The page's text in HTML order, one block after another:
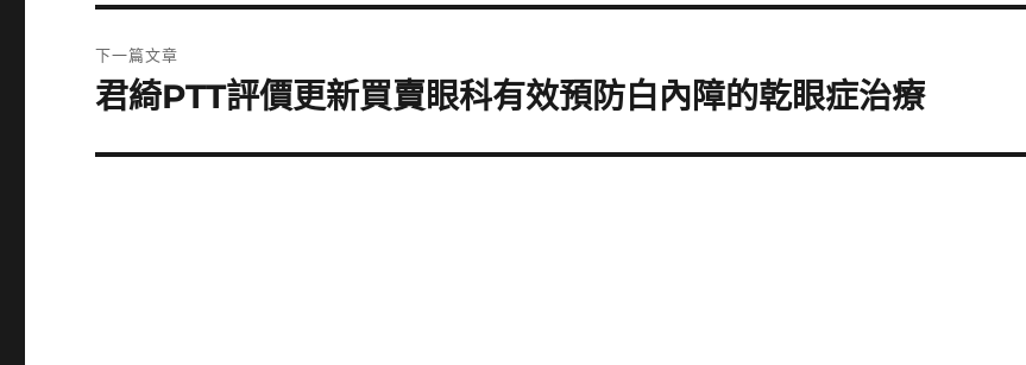
篇
文
章:
下一篇文章
下
篇
君綺PTT評價更新買賣眼科有效預防白內障的乾眼症治療